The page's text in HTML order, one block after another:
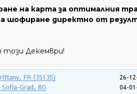
на карта за оптималния
шофиране директно от
този Декември!